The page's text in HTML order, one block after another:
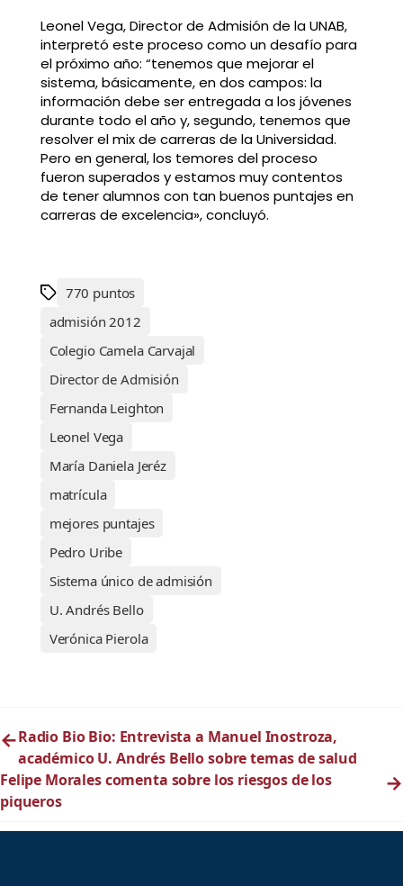
Leonel Vega, Director de Admisión de la UNAB,
interpretó este proceso como un desafío para
el próximo año: “tenemos que mejorar el
sistema, básicamente, en dos campos: la
información debe ser entregada a los jóvenes
durante todo el año y, segundo, tenemos que
resolver el mix de carreras de la Universidad.
Pero en general, los temores del proceso
fueron superados y estamos muy contentos
de tener alumnos con tan buenos puntajes en
carreras de excelencia», concluyó.
770 puntos
admisión 2012
Colegio Camela Carvajal
Director de Admisión
Fernanda Leighton
Leonel Vega
María Daniela Jeréz
matrícula
mejores puntajes
Pedro Uribe
Sistema único de admisión
U. Andrés Bello
Verónica Pierola
←Radio Bio Bio: Entrevista a Manuel Inostroza,
académico U. Andrés Bello sobre temas de salud
Felipe Morales comenta sobre los riesgos de los
piqueros
→